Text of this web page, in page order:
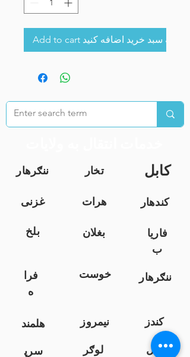
Add to cart به سبد خرید اضافه کنید
ننګرهار تخار کابل
غزنی هرات
کندهار
بلخ
بغلان
فاریا
ب
فرا
ه
خوست ننګرهار
هلمند نیمروز
کندز
سرپ
لوګر زابل